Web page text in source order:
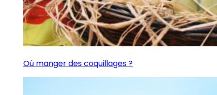
Où manger des coquillages ?